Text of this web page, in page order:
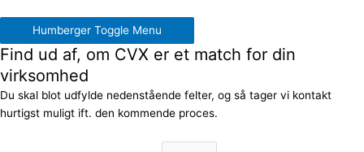
Humberger Toggle Menu
Find ud af, om CVX er et match for din
virksomhed
Du skal blot udfylde nedenstående felter, og så tager vi kontakt
hurtigst muligt ift. den kommende proces.